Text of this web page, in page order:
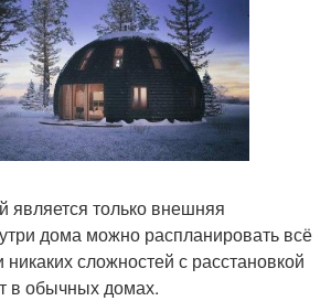
является только внешняя
дома можно распланировать всё
никаких сложностей с расстановкой
в обычных домах.